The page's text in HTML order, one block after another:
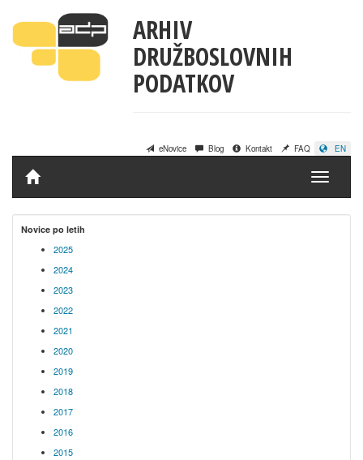
ARHIV
DRUŽBOSLOVNIH
PODATKOV
eNovice Blog Kontakt FAQ EN
Domov
Novice po letih
2025
2024
2023
2022
2021
2020
2019
2018
2017
2016
2015